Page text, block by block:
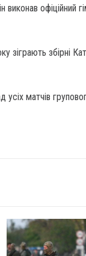
офіційний
зіграють збірні
матчів